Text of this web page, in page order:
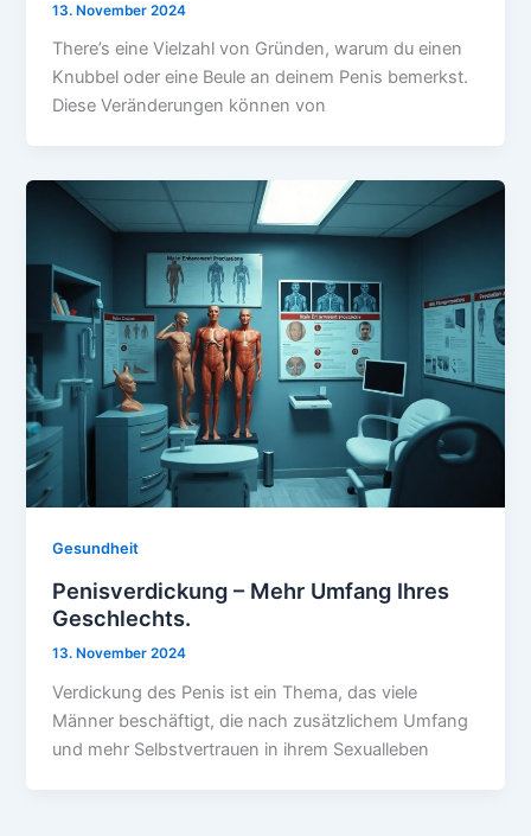
13. November 2024
There’s eine Vielzahl von Gründen, warum du einen
Knubbel oder eine Beule an deinem Penis bemerkst.
Diese Veränderungen können von
Gesundheit
Penisverdickung – Mehr Umfang Ihres
Geschlechts.
13. November 2024
Verdickung des Penis ist ein Thema, das viele
Männer beschäftigt, die nach zusätzlichem Umfang
und mehr Selbstvertrauen in ihrem Sexualleben